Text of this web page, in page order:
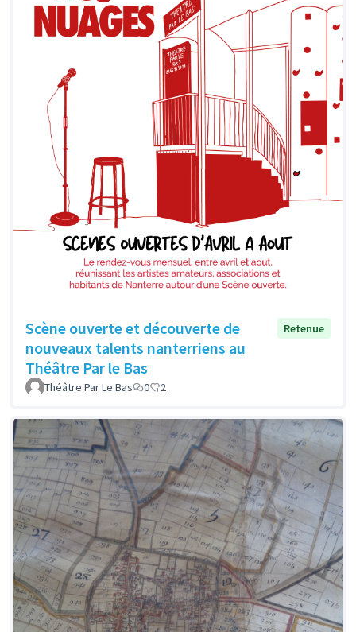
Scène ouverte et découverte de
nouveaux talents nanterriens au
Théâtre Par le Bas
Retenue
Théâtre Par Le Bas 0 2